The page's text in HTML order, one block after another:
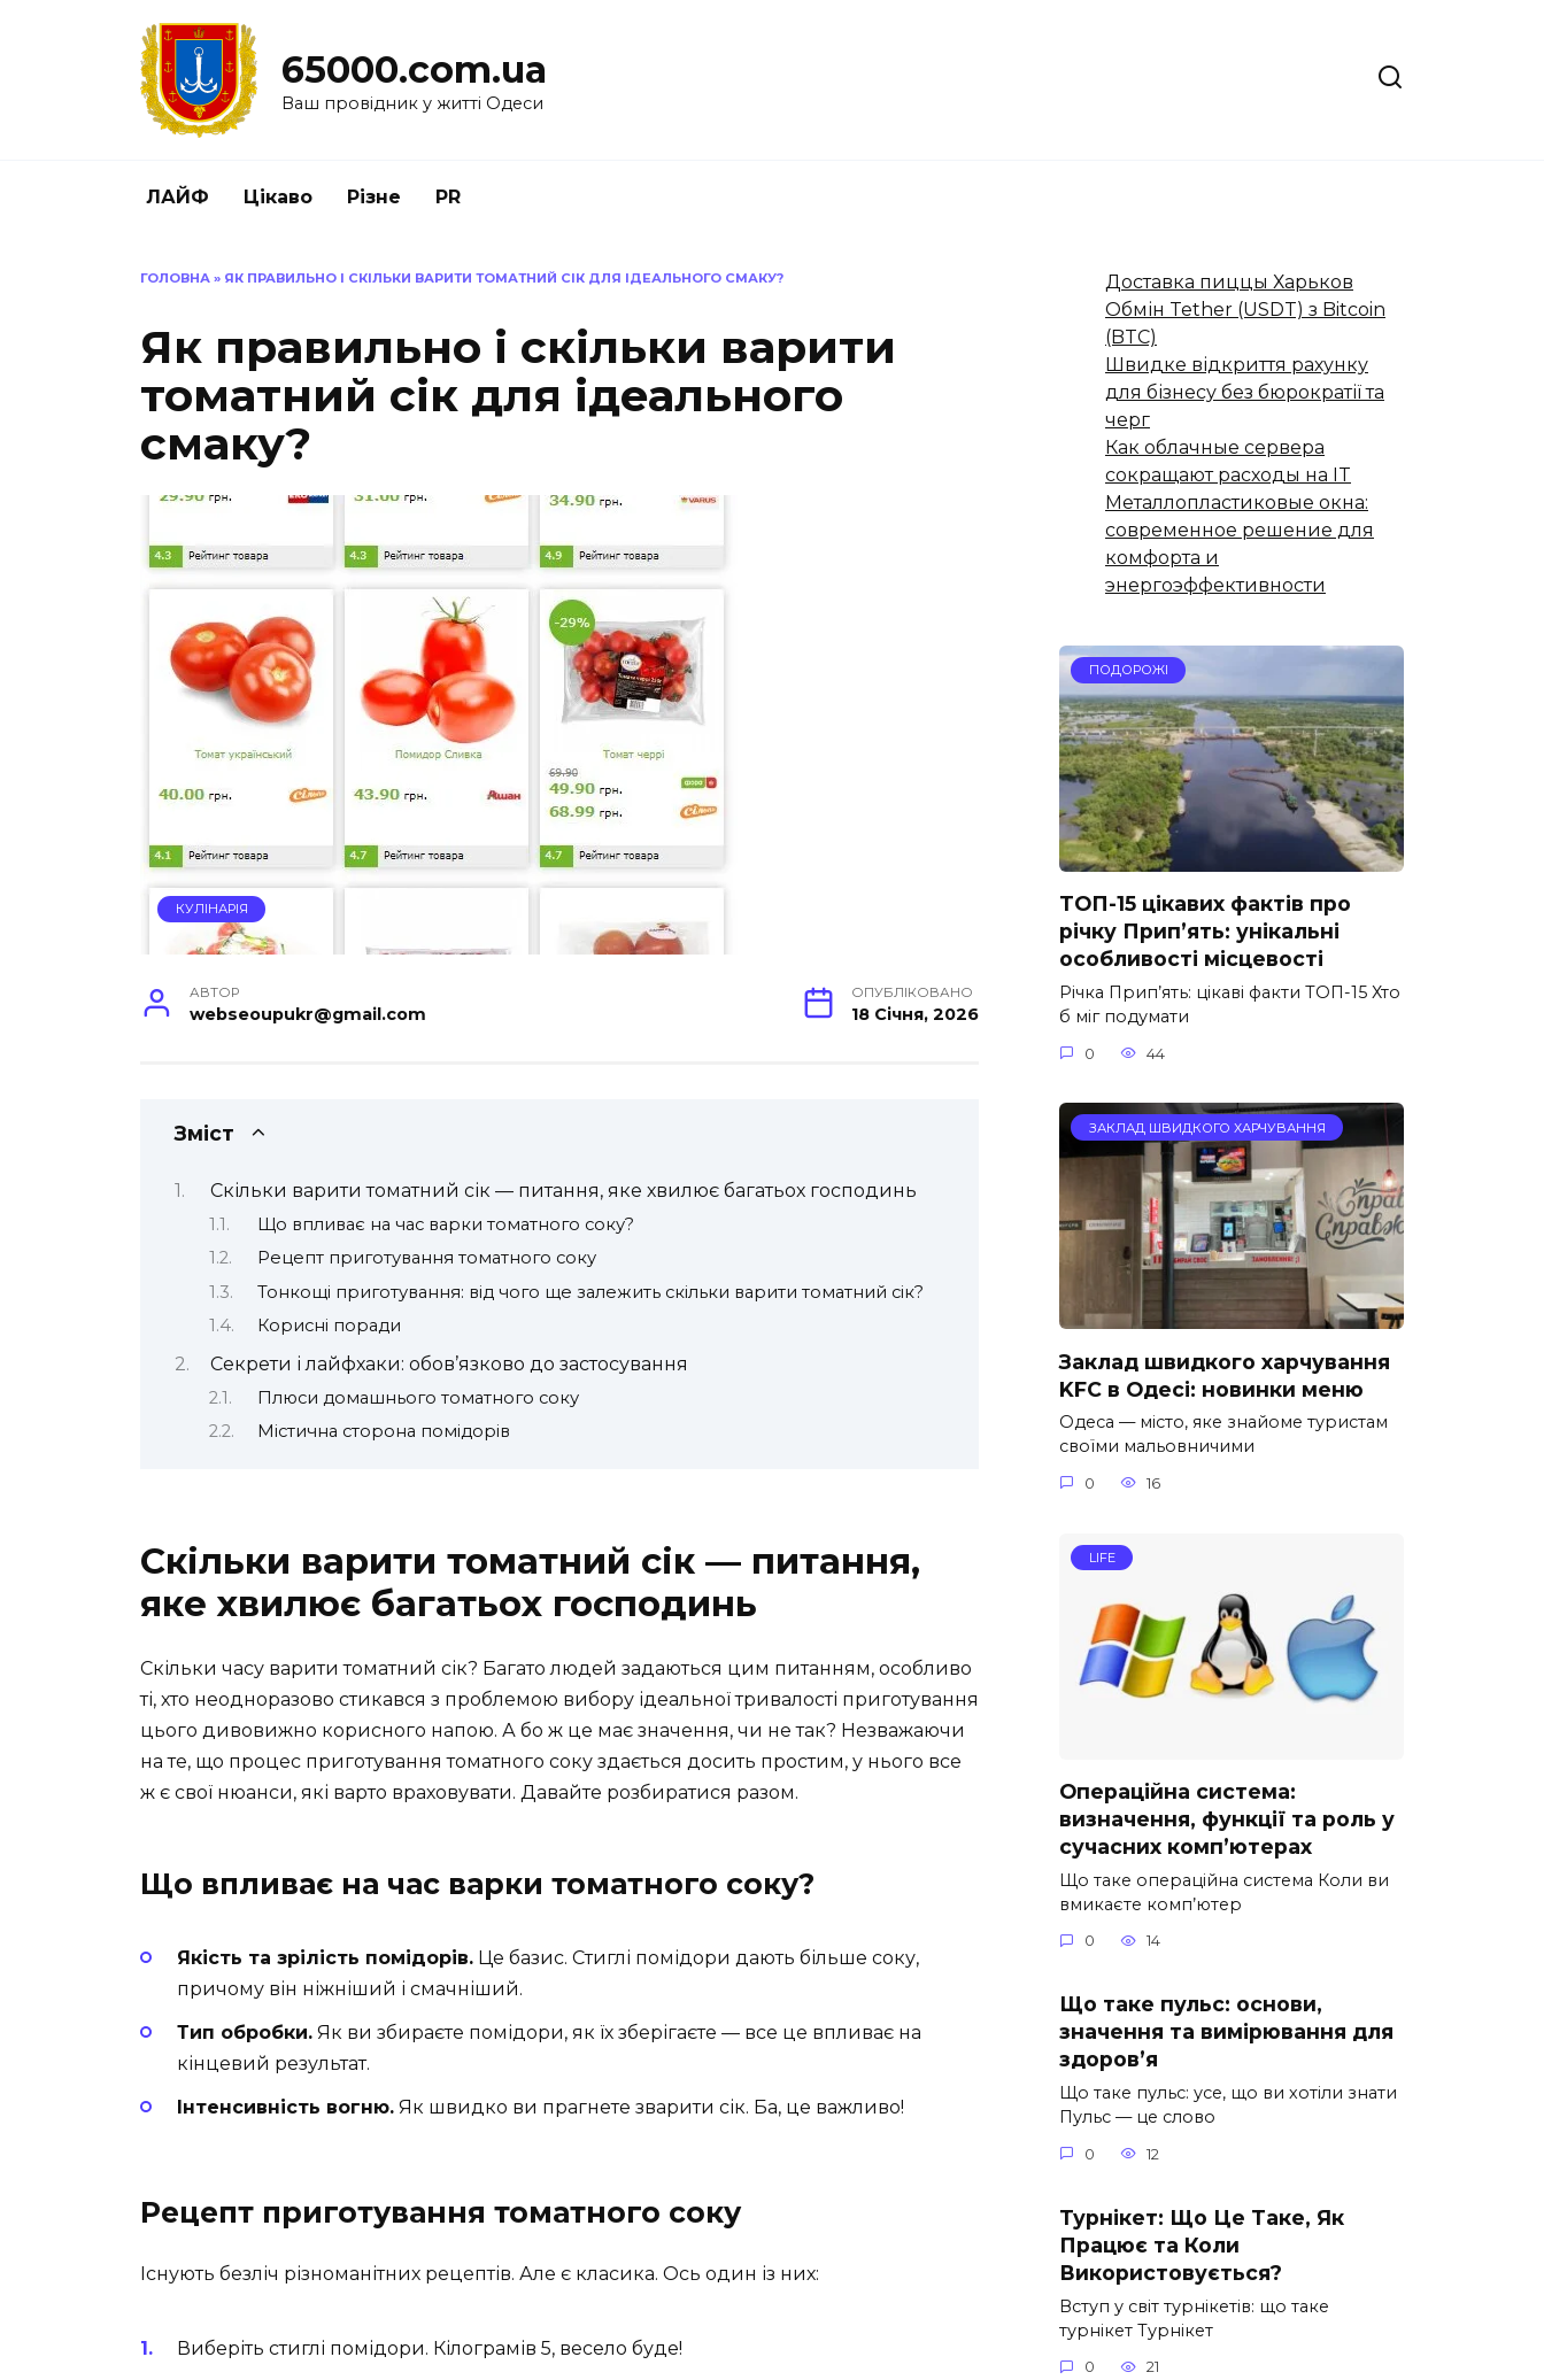
65000.com.ua
Ваш провідник у житті Одеси
ЛАЙФ Цікаво Різне PR
ГОЛОВНА » ЯК ПРАВИЛЬНО І СКІЛЬКИ ВАРИТИ ТОМАТНИЙ СІК ДЛЯ ІДЕАЛЬНОГО СМАКУ?
Як правильно і скільки варити
томатний сік для ідеального
смаку?
КУЛІНАРІЯ
АВТОР
webseoupukr@gmail.com
ОПУБЛІКОВАНО
18 Січня, 2026
Зміст
Скільки варити томатний сік — питання, яке хвилює багатьох господинь
Що впливає на час варки томатного соку?
Рецепт приготування томатного соку
Тонкощі приготування: від чого ще залежить скільки варити томатний сік?
Корисні поради
Секрети і лайфхаки: обов’язково до застосування
Плюси домашнього томатного соку
Містична сторона помідорів
Скільки варити томатний сік — питання,
яке хвилює багатьох господинь
Скільки часу варити томатний сік? Багато людей задаються цим питанням, особливо
ті, хто неодноразово стикався з проблемою вибору ідеальної тривалості приготування
цього дивовижно корисного напою. А бо ж це має значення, чи не так? Незважаючи
на те, що процес приготування томатного соку здається досить простим, у нього все
ж є свої нюанси, які варто враховувати. Давайте розбиратися разом.
Що впливає на час варки томатного соку?
Якість та зрілість помідорів. Це базис. Стиглі помідори дають більше соку,
причому він ніжніший і смачніший.
Тип обробки. Як ви збираєте помідори, як їх зберігаєте — все це впливає на
кінцевий результат.
Інтенсивність вогню. Як швидко ви прагнете зварити сік. Ба, це важливо!
Рецепт приготування томатного соку
Існують безліч різноманітних рецептів. Але є класика. Ось один із них:
Виберіть стиглі помідори. Кілограмів 5, весело буде!
Доставка пиццы Харьков
Обмін Tether (USDT) з Bitcoin
(BTC)
Швидке відкриття рахунку
для бізнесу без бюрократії та
черг
Как облачные сервера
сокращают расходы на IT
Металлопластиковые окна:
современное решение для
комфорта и
энергоэффективности
ПОДОРОЖІ
ТОП-15 цікавих фактів про
річку Прип’ять: унікальні
особливості місцевості
Річка Прип’ять: цікаві факти ТОП-15 Хто
б міг подумати
0 44
ЗАКЛАД ШВИДКОГО ХАРЧУВАННЯ
Заклад швидкого харчування
KFC в Одесі: новинки меню
Одеса — місто, яке знайоме туристам
своїми мальовничими
0 16
LIFE
Операційна система:
визначення, функції та роль у
сучасних комп’ютерах
Що таке операційна система Коли ви
вмикаєте комп’ютер
0 14
Що таке пульс: основи,
значення та вимірювання для
здоров’я
Що таке пульс: усе, що ви хотіли знати
Пульс — це слово
0 12
Турнікет: Що Це Таке, Як
Працює та Коли
Використовується?
Вступ у світ турнікетів: що таке
турнікет Турнікет
0 21